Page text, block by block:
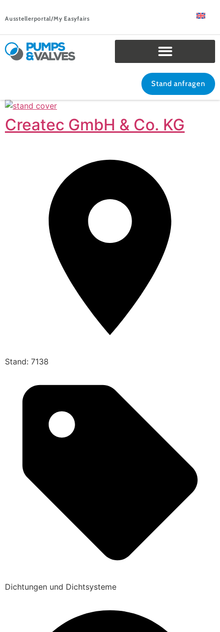
Ausstellerportal/My Easyfairs
Stand anfragen
Createc GmbH & Co. KG
Stand: 7138
Dichtungen und Dichtsysteme